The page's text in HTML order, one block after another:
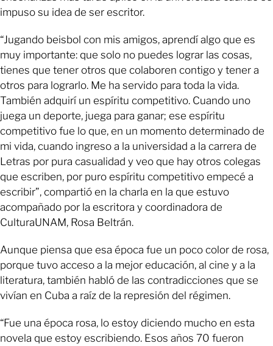
impuso su idea de ser escritor.
“Jugando beisbol con mis amigos, aprendí algo que es
muy importante: que solo no puedes lograr las cosas,
tienes que tener otros que colaboren contigo y tener a
otros para lograrlo. Me ha servido para toda la vida.
También adquirí un espíritu competitivo. Cuando uno
juega un deporte, juega para ganar; ese espíritu
competitivo fue lo que, en un momento determinado de
mi vida, cuando ingreso a la universidad a la carrera de
Letras por pura casualidad y veo que hay otros colegas
que escriben, por puro espíritu competitivo empecé a
escribir”, compartió en la charla en la que estuvo
acompañado por la escritora y coordinadora de
CulturaUNAM, Rosa Beltrán.
Aunque piensa que esa época fue un poco color de rosa,
porque tuvo acceso a la mejor educación, al cine y a la
literatura, también habló de las contradicciones que se
vivían en Cuba a raíz de la represión del régimen.
“Fue una época rosa, lo estoy diciendo mucho en esta
novela que estoy escribiendo. Esos años 70 fueron